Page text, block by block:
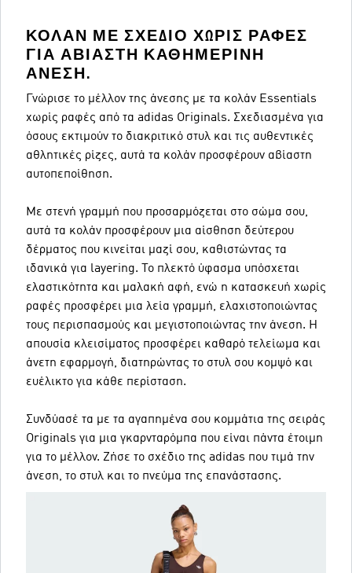
ΚΟΛΆΝ ΜΕ ΣΧΈΔΙΟ ΧΩΡΊΣ ΡΑΦΈΣ
ΓΙΑ ΑΒΊΑΣΤΗ ΚΑΘΗΜΕΡΙΝΉ
ΆΝΕΣΗ.
Γνώρισε το μέλλον της άνεσης με τα κολάν Essentials
χωρίς ραφές από τα adidas Originals. Σχεδιασμένα για
όσους εκτιμούν το διακριτικό στυλ και τις αυθεντικές
αθλητικές ρίζες, αυτά τα κολάν προσφέρουν αβίαστη
αυτοπεποίθηση.
Με στενή γραμμή που προσαρμόζεται στο σώμα σου,
αυτά τα κολάν προσφέρουν μια αίσθηση δεύτερου
δέρματος που κινείται μαζί σου, καθιστώντας τα
ιδανικά για layering. Το πλεκτό ύφασμα υπόσχεται
ελαστικότητα και μαλακή αφή, ενώ η κατασκευή χωρίς
ραφές προσφέρει μια λεία γραμμή, ελαχιστοποιώντας
τους περισπασμούς και μεγιστοποιώντας την άνεση. Η
απουσία κλεισίματος προσφέρει καθαρό τελείωμα και
άνετη εφαρμογή, διατηρώντας το στυλ σου κομψό και
ευέλικτο για κάθε περίσταση.
Συνδύασέ τα με τα αγαπημένα σου κομμάτια της σειράς
Originals για μια γκαρνταρόμπα που είναι πάντα έτοιμη
για το μέλλον. Ζήσε το σχέδιο της adidas που τιμά την
άνεση, το στυλ και το πνεύμα της επανάστασης.